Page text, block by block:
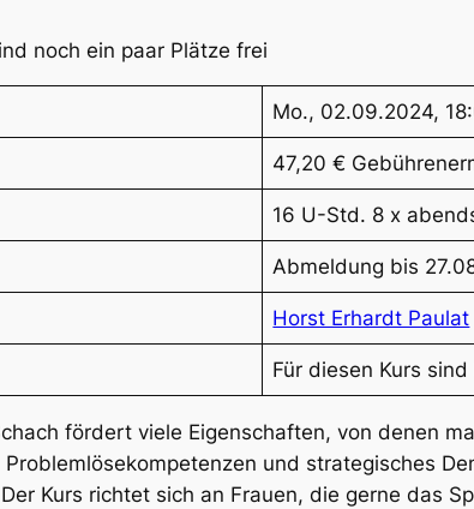
noch ein paar Plätze frei
Mo., 02.09.2024,
47,20 €
16 U-Std. 8 x
Abmeldung bis
Horst Erhardt Paulat
Für diesen Kurs
fördert viele Eigenschaften, von denen
und strategisches
Kurs richtet sich an Frauen, die gerne das